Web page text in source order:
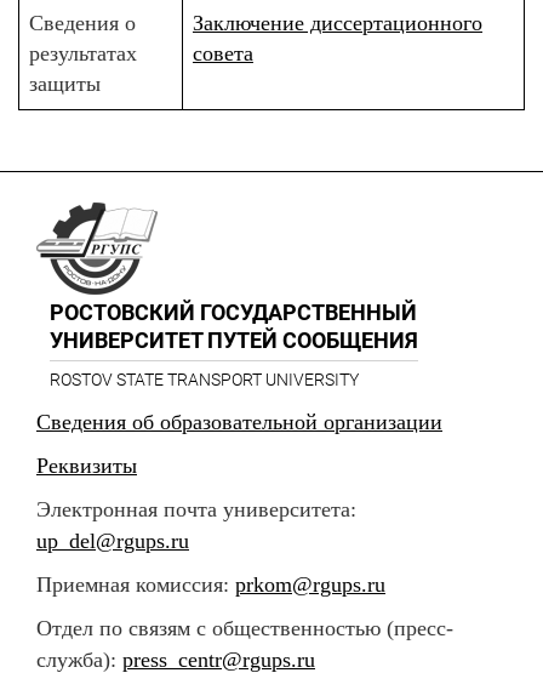
Сведения о
результатах
защиты
Заключение диссертационного
совета
РОСТОВСКИЙ ГОСУДАРСТВЕННЫЙ
УНИВЕРСИТЕТ ПУТЕЙ СООБЩЕНИЯ
ROSTOV STATE TRANSPORT UNIVERSITY
Сведения об образовательной организации
Реквизиты
Электронная почта университета:
up_del@rgups.ru
Приемная комиссия: prkom@rgups.ru
Отдел по связям с общественностью (пресс-
служба): press_centr@rgups.ru